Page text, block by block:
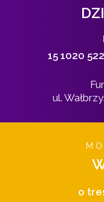
15 1020
ul.
o